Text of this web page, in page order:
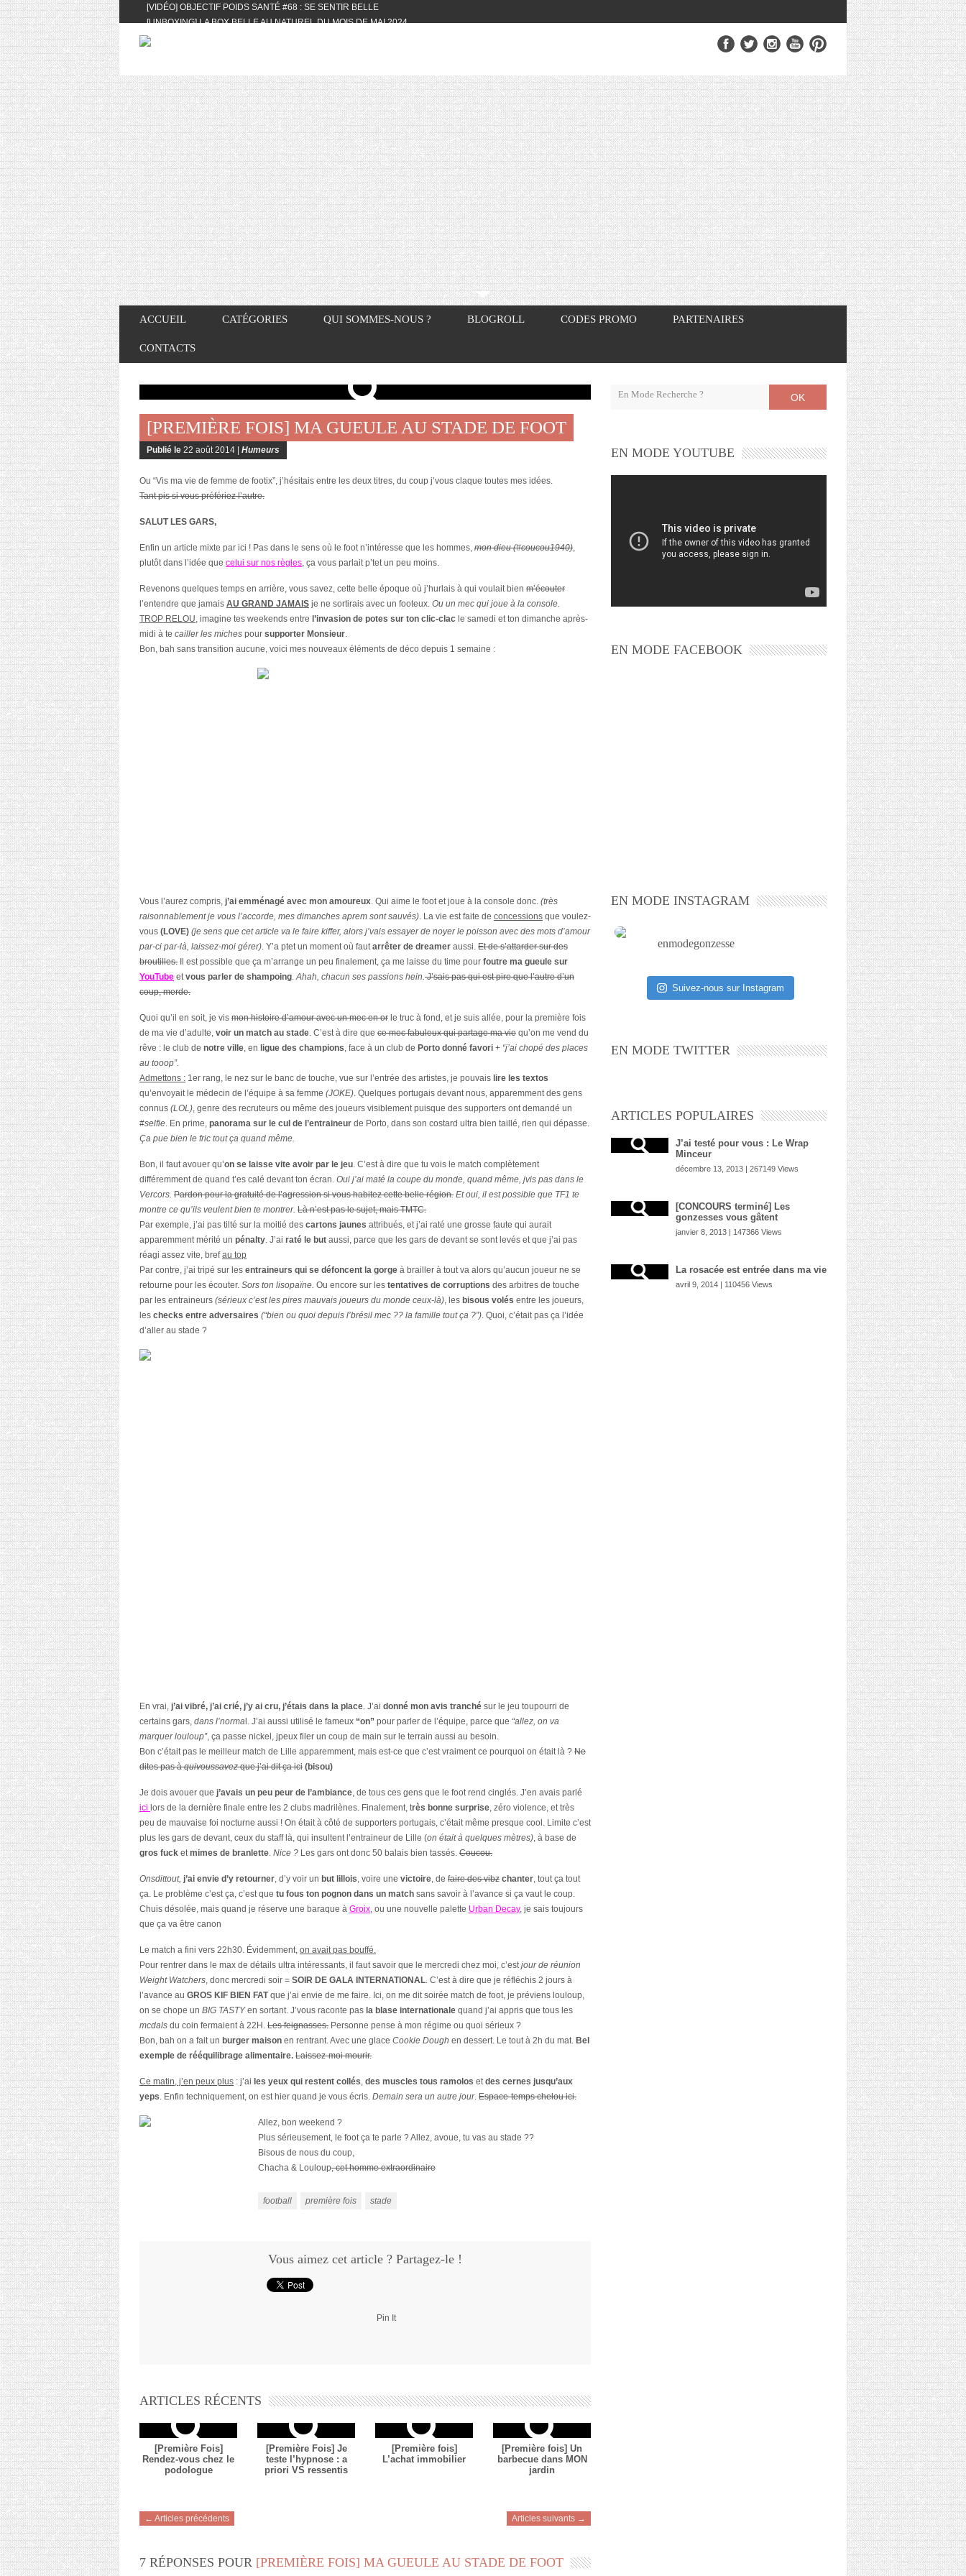
[VIDÉO] OBJECTIF POIDS SANTÉ #68 : SE SENTIR BELLE
[UNBOXING] LA BOX BELLE AU NATUREL DU MOIS DE MAI 2024
[VIDÉO] UNBOXING : LES MY LITTLE & BIOTYFULL BOX DU MOIS DE MAI 2024
[VIDÉO] QUITOQUE #10 : MEAL PREP & CONVIVIALITÉ
[VIDÉO] UNBOXING : LES MY LITTLE & BIOTYFULL BOX DU MOIS D’AVRIL
2024 FEAT. AKILA
[VIDÉO] OBJECTIF POIDS SANTÉ #67 : L’AVIS DES AUTRES, CE N’EST QUE LA
VIE DES AUTRES
[VIDÉO] UNBOXING : LES MY LITTLE & BIOTYFULL BOX DES MOIS DE
FÉVRIER ET MARS 2024 FEAT. AKILA
[VIDÉO] LA SÉLECTION DU MOIS #JANVIER2024
[VIDÉO] HELLOFRESH #34 : IDÉES RECETTES RISOTTO
ACCUEIL CATÉGORIES QUI SOMMES-NOUS ? BLOGROLL CODES PROMO PARTENAIRES
CONTACTS
[PREMIÈRE FOIS] MA GUEULE AU STADE DE FOOT
Publié le 22 août 2014 | Humeurs
Ou “Vis ma vie de femme de footix”, j’hésitais entre les deux titres, du coup j’vous claque toutes mes idées.
Tant pis si vous préfériez l’autre.
SALUT LES GARS,
Enfin un article mixte par ici ! Pas dans le sens où le foot n’intéresse que les hommes, mon dieu (#coucou1940),
plutôt dans l’idée que celui sur nos règles, ça vous parlait p’tet un peu moins.
Revenons quelques temps en arrière, vous savez, cette belle époque où j’hurlais à qui voulait bien m’écouter
l’entendre que jamais AU GRAND JAMAIS je ne sortirais avec un footeux. Ou un mec qui joue à la console.
TROP RELOU, imagine tes weekends entre l’invasion de potes sur ton clic-clac le samedi et ton dimanche après-
midi à te cailler les miches pour supporter Monsieur.
Bon, bah sans transition aucune, voici mes nouveaux éléments de déco depuis 1 semaine :
Vous l’aurez compris, j’ai emménagé avec mon amoureux. Qui aime le foot et joue à la console donc. (très
raisonnablement je vous l’accorde, mes dimanches aprem sont sauvés). La vie est faite de concessions que voulez-
vous (LOVE) (je sens que cet article va le faire kiffer, alors j’vais essayer de noyer le poisson avec des mots d’amour
par-ci par-là, laissez-moi gérer). Y’a ptet un moment où fautarrêter de dreamer aussi. Et de s’attarder sur des
broutilles. Il est possible que ça m’arrange un peu finalement, ça me laisse du time pour foutre ma gueule sur
YouTube etvous parler de shampoing.Ahah, chacun ses passions hein.J’sais pas qui est pire que l’autre d’un
coup, merde.
Quoi qu’il en soit, je vis mon histoire d’amour avec un mec en or le truc à fond, et je suis allée, pour la première fois
de ma vie d’adulte, voir un match au stade. C’est à dire que ce mec fabuleux qui partage ma vie qu’on me vend du
rêve : le club de notre ville, en ligue des champions, face à un club de Porto donné favori + “j’ai chopé des places
au tooop”.
Admettons : 1er rang, le nez sur le banc de touche, vue sur l’entrée des artistes, je pouvais lire les textos
qu’envoyait le médecin de l’équipe à sa femme (JOKE). Quelques portugais devant nous, apparemment des gens
connus (LOL), genre des recruteurs ou même des joueurs visiblement puisque des supporters ont demandé un
#selfie. En prime, panorama sur le cul de l’entraineur de Porto, dans son costard ultra bien taillé, rien qui dépasse.
Ça pue bien le fric tout ça quand même.
Bon, il faut avouer qu’on se laisse vite avoir par le jeu. C’est à dire que tu vois le match complètement
différemment de quand t’es calé devant ton écran. Oui j’ai maté la coupe du monde, quand même, jvis pas dans le
Vercors. Pardon pour la gratuité de l’agression si vous habitez cette belle région. Et oui, il est possible que TF1 te
montre ce qu’ils veulent bien te montrer. Là n’est pas le sujet, mais TMTC.
Par exemple, j’ai pas tilté sur la moitié des cartons jaunes attribués, et j’ai raté une grosse faute qui aurait
apparemment mérité un pénalty. J’ai raté le but aussi, parce que les gars de devant se sont levés et que j’ai pas
réagi assez vite, brefau top
Par contre, j’ai tripé sur les entraineurs qui se défoncent la gorge à brailler à tout va alors qu’aucun joueur ne se
retourne pour les écouter. Sors ton lisopaïne. Ou encore sur les tentatives de corruptions des arbitres de touche
par les entraineurs (sérieux c’est les pires mauvais joueurs du monde ceux-là), les bisous volés entre les joueurs,
les checks entre adversaires (“bien ou quoi depuis l’brésil mec ?? la famille tout ça ?”). Quoi, c’était pas ça l’idée
d’aller au stade ?
En vrai, j’ai vibré, j’ai crié, j’y ai cru, j’étais dans la place. J’ai donné mon avis tranché sur le jeu toupourri de
certains gars, dans l’norma l. J’ai aussi utilisé le fameux “on” pour parler de l’équipe, parce que “allez, on va
marquer louloup”, ça passe nickel, jpeux filer un coup de main sur le terrain aussi au besoin.
Bon c’était pas le meilleur match de Lille apparemment, mais est-ce que c’est vraiment ce pourquoi on était là ? Ne
dites pas àquivoussavezque j’ai dit ça ici (bisou)
Je dois avouer que j’avais un peu peur de l’ambiance, de tous ces gens que le foot rend cinglés. J’en avais parlé
ici lors de la dernière finale entre les 2 clubs madrilènes. Finalement, très bonne surprise, zéro violence, et très
peu de mauvaise foi nocturne aussi ! On était à côté de supporters portugais, c’était même presque cool. Limite c’est
plus les gars de devant, ceux du staff là, qui insultent l’entraineur de Lille (on était à quelques mètres), à base de
gros fuck etmimes de branlette. Nice ? Les gars ont donc 50 balais bien tassés. Coucou.
Onsdittout, j’ai envie d’y retourner, d’y voir un but lillois, voire une victoire, de faire des vibz chanter, tout ça tout
ça. Le problème c’est ça, c’est que tu fous ton pognon dans un match sans savoir à l’avance si ça vaut le coup.
Chuis désolée, mais quand je réserve une baraque à Groix, ou une nouvelle palette Urban Decay, je sais toujours
que ça va être canon
Le match a fini vers 22h30. Évidemment, on avait pas bouffé.
Pour rentrer dans le max de détails ultra intéressants, il faut savoir que le mercredi chez moi, c’estjour de réunion
Weight Watchers, donc mercredi soir = SOIR DE GALA INTERNATIONAL. C’est à dire que je réfléchis 2 jours à
l’avance au GROS KIF BIEN FATque j’ai envie de me faire. Ici, on me dit soirée match de foot, je préviens louloup,
on se chope un BIG TASTYen sortant. J’vous raconte pas la blase internationale quand j’ai appris que tous les
mcdals du coin fermaient à 22H. Les feignasses. Personne pense à mon régime ou quoi sérieux ?
Bon, bah on a fait un burger maison en rentrant. Avec une glace Cookie Dough en dessert. Le tout à 2h du mat. Bel
exemple de rééquilibrage alimentaire. Laissez-moi mourir.
Ce matin, j’en peux plus : j’ai les yeux qui restent collés, des muscles tous ramolos etdes cernes jusqu’aux
yeps. Enfin techniquement, on est hier quand je vous écris. Demain sera un autre jour. Espace-temps chelou ici.
Allez, bon weekend ?
Plus sérieusement, le foot ça te parle ? Allez, avoue, tu vas au stade ??
Bisous de nous du coup,
Chacha & Louloup, cet homme extraordinaire
football première fois stade
Vous aimez cet article ? Partagez-le !
Pin It
ARTICLES RÉCENTS
[Première Fois]
Rendez-vous chez le
podologue
[Première Fois] Je
teste l’hypnose : a
priori VS ressentis
[Première fois]
L’achat immobilier
[Première fois] Un
barbecue dans MON
jardin
← Articles précédents Articles suivants →
7 RÉPONSES POUR [PREMIÈRE FOIS] MA GUEULE AU STADE DE FOOT
OK
EN MODE YOUTUBE
EN MODE FACEBOOK
EN MODE INSTAGRAM
enmodegonzesse
Suivez-nous sur Instagram
EN MODE TWITTER
ARTICLES POPULAIRES
J’ai testé pour vous : Le Wrap
Minceur
décembre 13, 2013 | 267149 Views
[CONCOURS terminé] Les
gonzesses vous gâtent
janvier 8, 2013 | 147366 Views
La rosacée est entrée dans ma vie
avril 9, 2014 | 110456 Views